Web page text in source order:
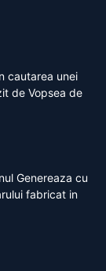
cautarea unei
de Vopsea de
Genereaza cu
fabricat in